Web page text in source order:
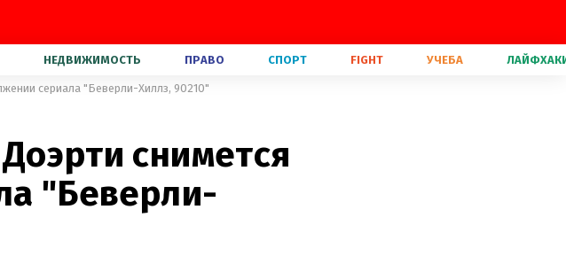
НЕДВИЖИМОСТЬ ПРАВО СПОРТ FIGHT УЧЕБА
сериала "Беверли-Хиллз, 90210"
снимется
"Беверли-